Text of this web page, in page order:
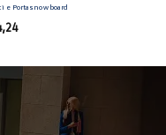
e Portasnowboard